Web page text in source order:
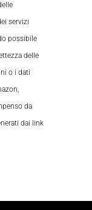
servizi
possibile
delle
o i dati
da
dai link